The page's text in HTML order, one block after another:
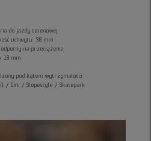
do jazdy terenowej
uchwytu: 38 mm
na przeciążenia
18 mm
pod kątem wytrzymałości
/ Dirt / Slopestyle / Skatepark